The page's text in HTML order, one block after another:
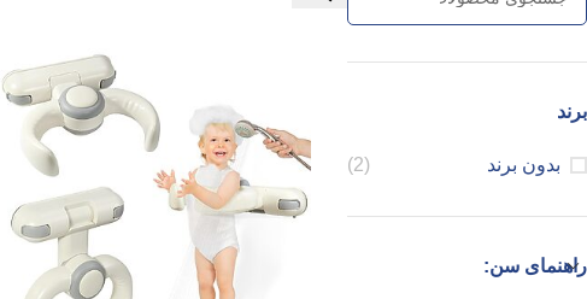
برند
بدون برند (2)
راهنمای سن: